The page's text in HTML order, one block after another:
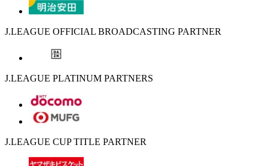
J.LEAGUE OFFICIAL BROADCASTING PARTNER
J.LEAGUE PLATINUM PARTNERS
J.LEAGUE CUP TITLE PARTNER